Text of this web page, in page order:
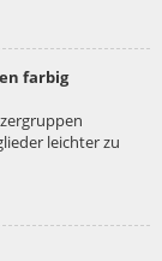
farbig
leichter zu